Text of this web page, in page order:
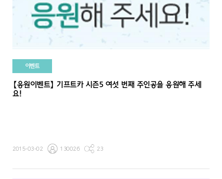
이벤트
【응원이벤트】 기프트카 시즌5 여섯 번째 주인공을 응원해 주세
요!
2015-03-02 130026 23